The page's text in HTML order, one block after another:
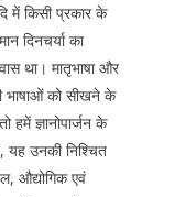
में किसी प्रकार के
दिनचर्या का
था। मातृभाषा और
भाषाओं को सीखने के
हमें ज्ञानोपार्जन के
यह उनकी निश्चित
औद्योगिक एवं